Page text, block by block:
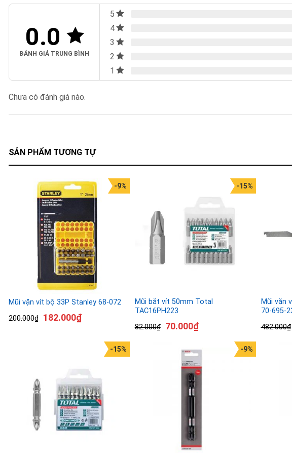
0.0
ĐÁNH GIÁ TRUNG BÌNH
5
4
3
2
1
Chưa có đánh giá nào.
SẢN PHẨM TƯƠNG TỰ
Mũi vặn vít bộ 33P Stanley 68-072
200.000₫
-9%
182.000₫
Mũi bắt vít 50mm Total
TAC16PH223
82.000₫
-15%
70.000₫
Mũi vặn
70-695-
482.000₫
-15% -9%